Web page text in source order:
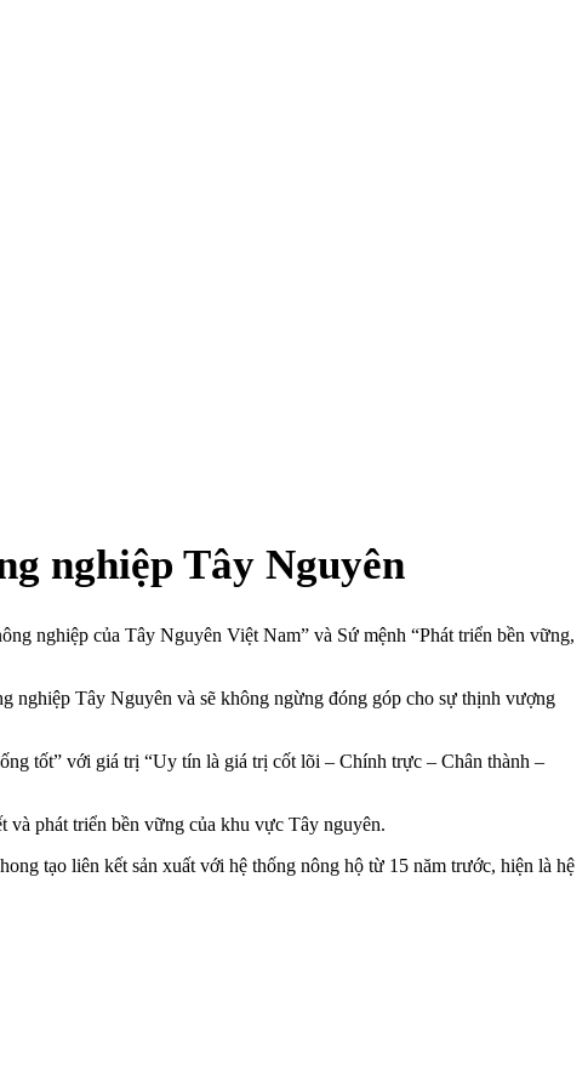
nghiệp Tây Nguyên
nghiệp của Tây Nguyên Việt Nam” và Sứ mệnh “Phát triển bền vững,
nghiệp Tây Nguyên và sẽ không ngừng đóng góp cho sự thịnh vượng
tốt” với giá trị “Uy tín là giá trị cốt lõi – Chính trực – Chân thành –
và phát triển bền vững của khu vực Tây nguyên.
tạo liên kết sản xuất với hệ thống nông hộ từ 15 năm trước, hiện là hệ